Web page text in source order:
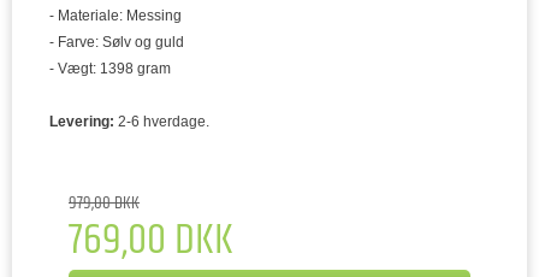
- Materiale: Messing
- Farve: Sølv og guld
- Vægt: 1398 gram
Levering: 2-6 hverdage.
979,00 DKK
769,00 DKK